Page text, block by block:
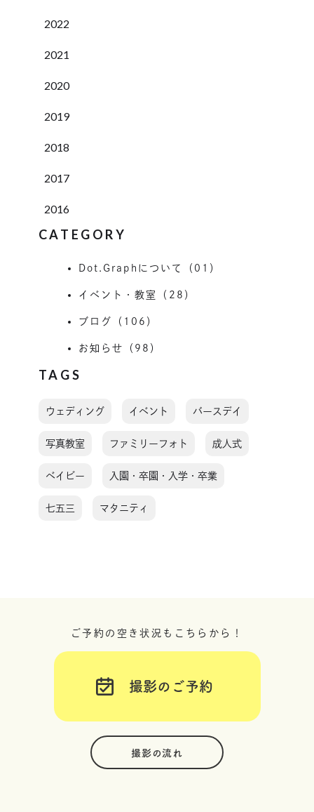
2022
2021
2020
2019
2018
2017
2016
CATEGORY
Dot.Graphについて（01）
イベント・教室（28）
ブログ（106）
お知らせ（98）
TAGS
ウェディング イベント バースデイ
写真教室 ファミリーフォト 成人式
ベイビー 入園・卒園・入学・卒業
七五三 マタニティ
ご予約の空き状況もこちらから！
撮影のご予約
撮影の流れ